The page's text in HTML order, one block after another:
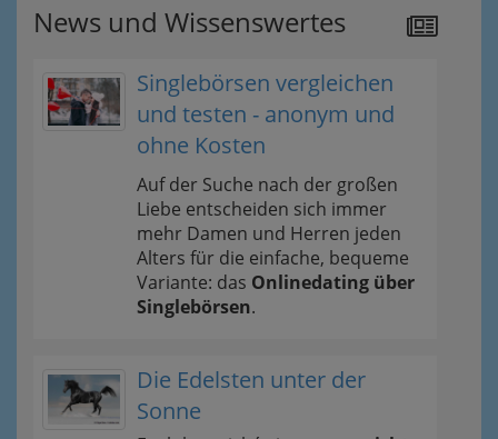
News und Wissenswertes
Singlebörsen vergleichen
und testen - anonym und
ohne Kosten
Auf der Suche nach der großen
Liebe entscheiden sich immer
mehr Damen und Herren jeden
Alters für die einfache, bequeme
Variante: das Onlinedating über
Singlebörsen.
Die Edelsten unter der
Sonne